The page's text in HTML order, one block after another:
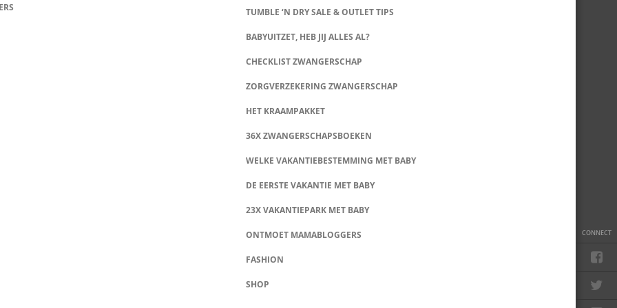
CONNECT
TUMBLE ‘N DRY SALE & OUTLET TIPS
BABYUITZET, HEB JIJ ALLES AL?
CHECKLIST ZWANGERSCHAP
ZORGVERZEKERING ZWANGERSCHAP
HET KRAAMPAKKET
36X ZWANGERSCHAPSBOEKEN
WELKE VAKANTIEBESTEMMING MET BABY
DE EERSTE VAKANTIE MET BABY
23X VAKANTIEPARK MET BABY
ONTMOET MAMABLOGGERS
FASHION
SHOP